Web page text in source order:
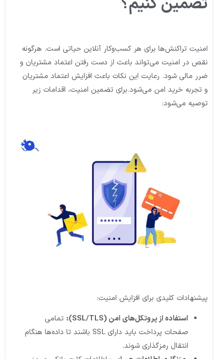
امنیت تراکنش‌ها برای هر کسب‌وکار آنلاین حیاتی است. هرگونه
نقص در امنیت می‌تواند باعث از دست رفتن اعتماد مشتریان و
ضرر مالی شود. رعایت این نکات باعث افزایش اعتماد مشتریان
و تجربه خرید امن می‌شود.برای تضمین امنیت، اقدامات زیر
توصیه می‌شود:
پیشنهادات کلیدی برای افزایش امنیت:
استفاده از پروتکل‌های امن (SSL/TLS):
تمامی
صفحات پرداخت باید دارای SSL باشند تا داده‌ها هنگام
انتقال رمزگذاری شوند.